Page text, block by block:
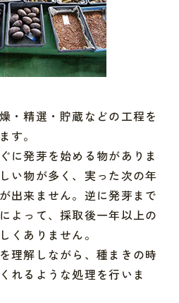
・精選・貯蔵などの工程を
す。
に発芽を始める物がありま
い物が多く、実った次の年
出来ません。逆に発芽まで
よって、採取後一年以上の
くありません。
理解しながら、種まきの時
れるような処理を行いま